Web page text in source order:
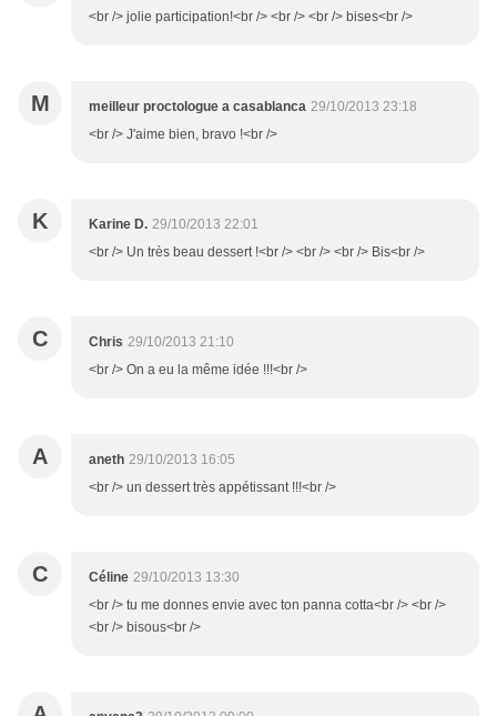
<br /> jolie participation!<br /> <br /> <br /> bises<br />
M meilleur proctologue a casablanca 29/10/2013 23:18
<br /> J'aime bien, bravo !<br />
K Karine D. 29/10/2013 22:01
<br /> Un très beau dessert !<br /> <br /> <br /> Bis<br />
C Chris 29/10/2013 21:10
<br /> On a eu la même idée !!!<br />
A aneth 29/10/2013 16:05
<br /> un dessert très appétissant !!!<br />
C Céline 29/10/2013 13:30
<br /> tu me donnes envie avec ton panna cotta<br /> <br />
<br /> bisous<br />